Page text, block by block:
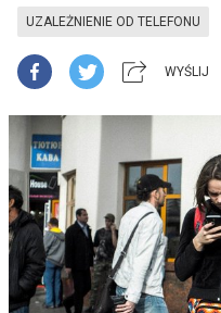
UZALEŻNIENIE OD TELEFONU
WYŚLIJ